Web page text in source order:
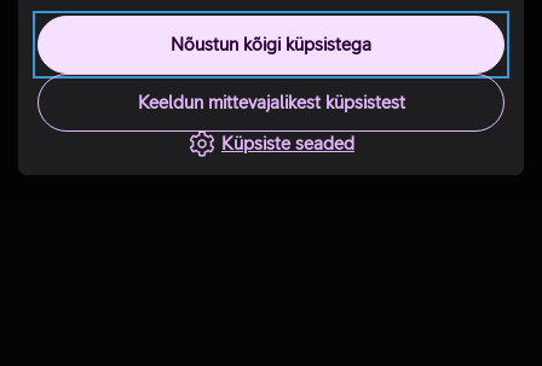
Nõustun kõigi küpsistega
Keeldun mittevajalikest küpsistest
Küpsiste seaded